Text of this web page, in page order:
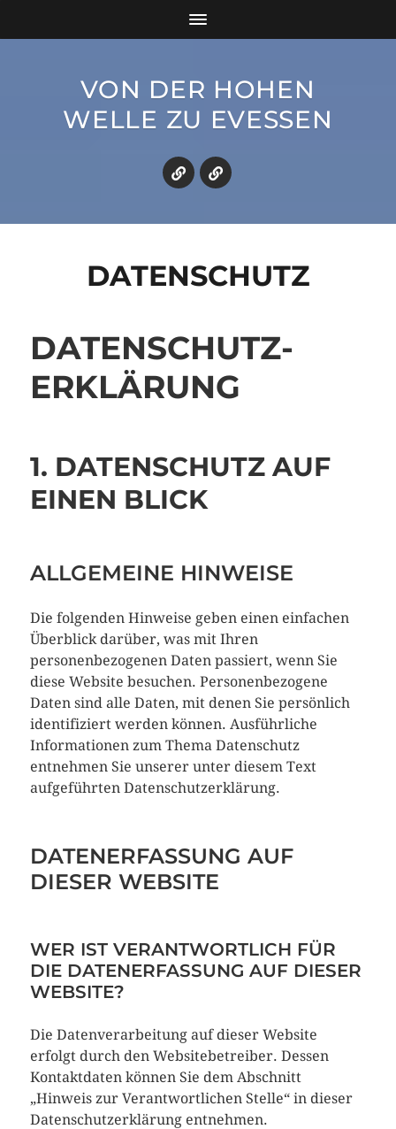
VON DER HOHEN
WELLE ZU EVESSEN
DATENSCHUTZ
DATENSCHUTZ­
ERKLÄRUNG
1. DATENSCHUTZ AUF
EINEN BLICK
ALLGEMEINE HINWEISE
Die folgenden Hinweise geben einen einfachen
Überblick darüber, was mit Ihren
personenbezogenen Daten passiert, wenn Sie
diese Website besuchen. Personenbezogene
Daten sind alle Daten, mit denen Sie persönlich
identifiziert werden können. Ausführliche
Informationen zum Thema Datenschutz
entnehmen Sie unserer unter diesem Text
aufgeführten Datenschutzerklärung.
DATENERFASSUNG AUF
DIESER WEBSITE
WER IST VERANTWORTLICH FÜR
DIE DATENERFASSUNG AUF DIESER
WEBSITE?
Die Datenverarbeitung auf dieser Website
erfolgt durch den Websitebetreiber. Dessen
Kontaktdaten können Sie dem Abschnitt
„Hinweis zur Verantwortlichen Stelle“ in dieser
Datenschutzerklärung entnehmen.